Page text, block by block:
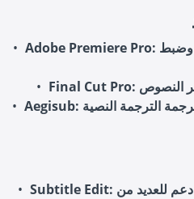
Adobe Premiere Pro: يحتوي على أدوات متقدمة لتنسيق النصوص وضبط
Final Cut Pro
Aegisub: برنامج مفتوح المصدر متخصص في إنشاء وترجمة الترجمة النصية
Subtitle Edit: أداة قوية لتحرير وضبط الترجمة النصية، مع دعم للعديد من